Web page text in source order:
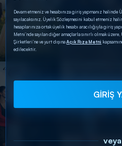
Devam etmeniz ve hesabınıza giriş yapmanız
sayılacaksınız. Üyelik Sözleşmesini kabul etmeniz
hesaplarınıza ortak üyelik hesabı aracılığıyla giriş
Metni’nde sayılan diğer amaçlarla sınırlı olmak
Şirketleri’ne ve yurt dışınaAçık Rıza Metni
edilecektir.
GİRİŞ
veya